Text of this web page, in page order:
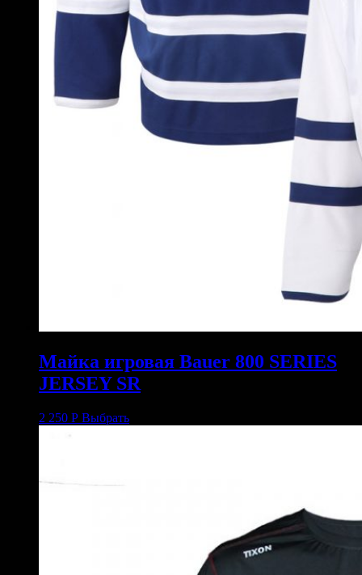
Майка игровая Bauer 800 SERIES
JERSEY SR
2 250 Р Выбрать